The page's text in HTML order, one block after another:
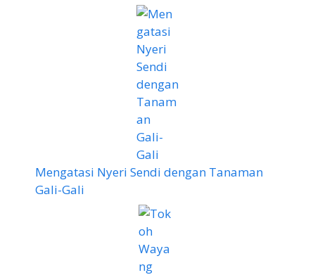
Mengatasi Nyeri Sendi dengan Tanaman
Gali-Gali